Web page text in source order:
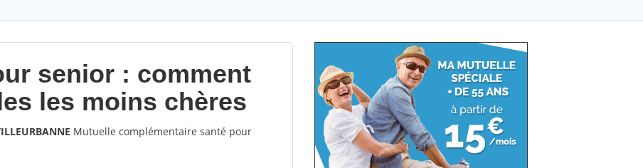
senior : comment
les moins chères
Mutuelle complémentaire santé pour